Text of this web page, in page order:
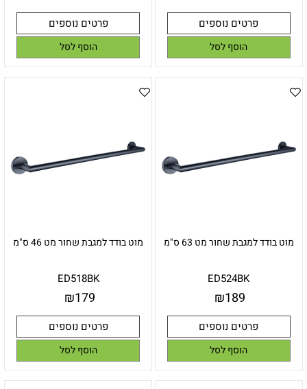
פרטים נוספים
הוסף לסל
פרטים נוספים
הוסף לסל
מוט בודד למגבת שחור מט 63 ס"מ
ED524BK
₪189
פרטים נוספים
הוסף לסל
מוט בודד למגבת שחור מט 46 ס"מ
ED518BK
₪179
פרטים נוספים
הוסף לסל